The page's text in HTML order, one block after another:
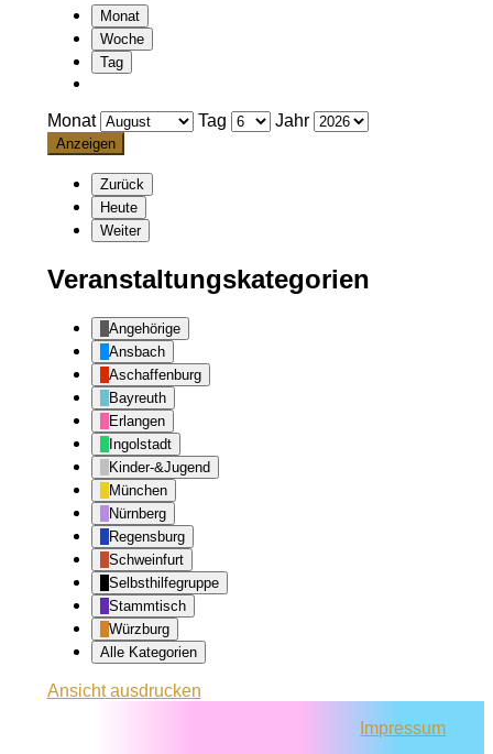
Monat
Woche
Tag
Monat Tag Jahr
Zurück
Heute
Weiter
Veranstaltungskategorien
Angehörige
Ansbach
Aschaffenburg
Bayreuth
Erlangen
Ingolstadt
Kinder-&Jugend
München
Nürnberg
Regensburg
Schweinfurt
Selbsthilfegruppe
Stammtisch
Würzburg
Alle Kategorien
Ansichtausdrucken
Impressum